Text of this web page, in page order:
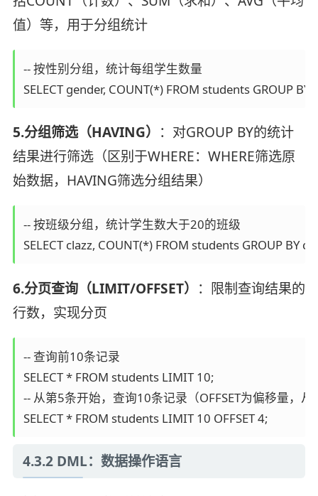
值）等，用于分组统计
-- 按性别分组，统计每组学生数量
SELECT gender, COUNT(*) FROM students GROUP BY
5.分组筛选（HAVING） ：对GROUP BY的统计
结果进行筛选（区别于WHERE：WHERE筛选原
始数据，HAVING筛选分组结果）
-- 按班级分组，统计学生数大于20的班级
SELECT clazz, COUNT(*) FROM students GROUP BY
6.分页查询（LIMIT/OFFSET） ：限制查询结果的
行数，实现分页
-- 查询前10条记录
SELECT * FROM students LIMIT 10;
-- 从第5条开始，查询10条记录（OFFSET为偏移量，从
SELECT * FROM students LIMIT 10 OFFSET 4;
4.3.2 DML：数据操作语言